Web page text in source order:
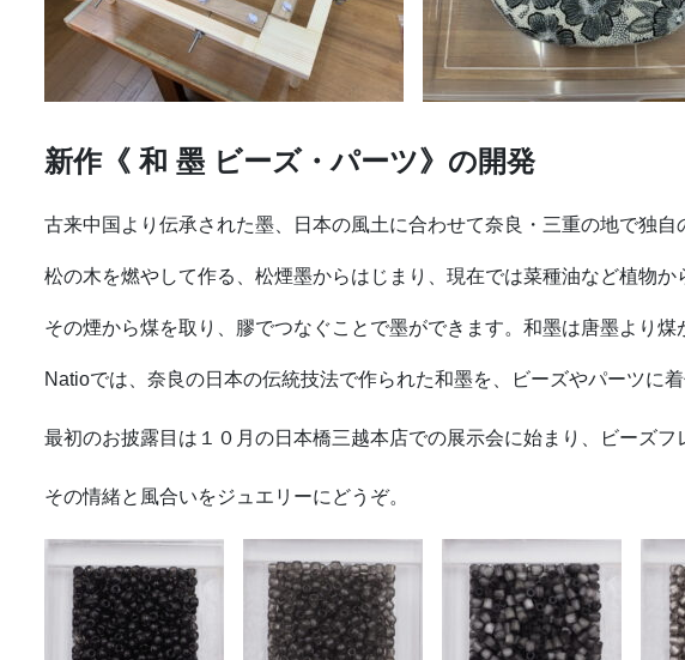
新作《 和 墨 ビーズ・パーツ》の開発
古来中国より伝承された墨、日本の風土に合わせて奈良・三重の地で独自
松の木を燃やして作る、松煙墨からはじまり、現在では菜種油など植物か
その煙から煤を取り、膠でつなぐことで墨ができます。和墨は唐墨より煤
Natioでは、奈良の日本の伝統技法で作られた和墨を、ビーズやパーツに
最初のお披露目は１０月の日本橋三越本店での展示会に始まり、ビーズ
その情緒と風合いをジュエリーにどうぞ。